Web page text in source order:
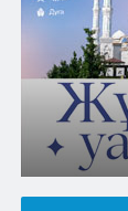
Кокшетау
Костанай
Кызылорда
Павлодар
Петропавловск
Семей
Талдыкорган
Тараз